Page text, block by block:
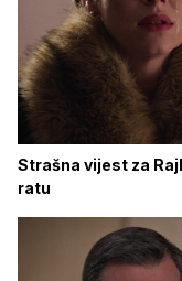
Strašna vijest za
ratu